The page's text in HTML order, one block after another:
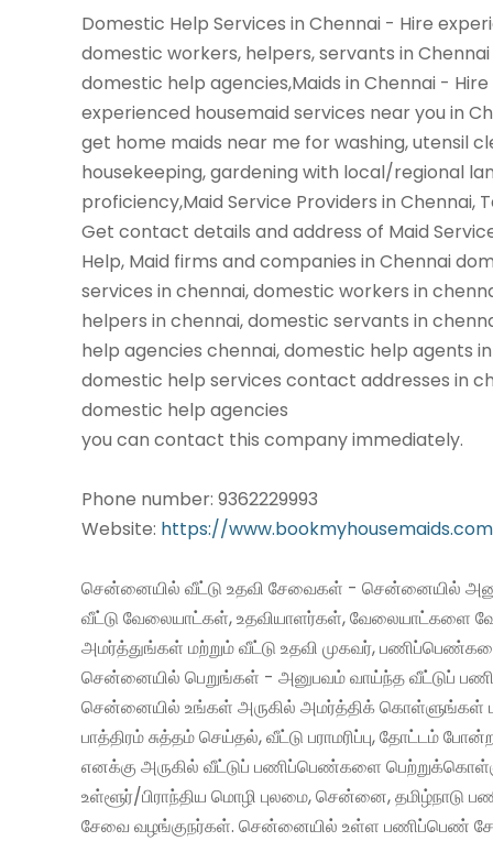
Domestic Help Services in Chennai - Hire
domestic workers, helpers, servants in
domestic help agencies,Maids in Chennai - Hire
experienced housemaid services near you in
get home maids near me for washing, utensil
housekeeping, gardening with local/regional
proficiency,Maid Service Providers in Chennai,
Get contact details and address of Maid
Help, Maid firms and companies in Chennai
services in chennai, domestic workers in
helpers in chennai, domestic servants in
help agencies chennai, domestic help agents
domestic help services contact addresses in
domestic help agencies
you can contact this company immediately.
Phone number: 9362229993
Website: https://
சென்னையில் வீட்டு உதவி சேவைகள் - சென்னையில்
வீட்டு வேலையாட்கள், உதவியாளர்கள், வேலையாட்களை
அமர்த்துங்கள் மற்றும் வீட்டு உதவி முகவர்,
சென்னையில் பெறுங்கள் - அனுபவம் வாய்ந்த வீட்டுப்
சென்னையில் உங்கள் அருகில் அமர்த்திக் கொள்ளுங்கள்
பாத்திரம் சுத்தம் செய்தல், வீட்டு பராமரிப்பு, தோட்டம்
எனக்கு அருகில் வீட்டுப் பணிப்பெண்களை
உள்ளூர்/பிராந்திய மொழி புலமை, சென்னை, தமிழ்நாடு
சேவை வழங்குநர்கள். சென்னையில் உள்ள பணிப்பெண்